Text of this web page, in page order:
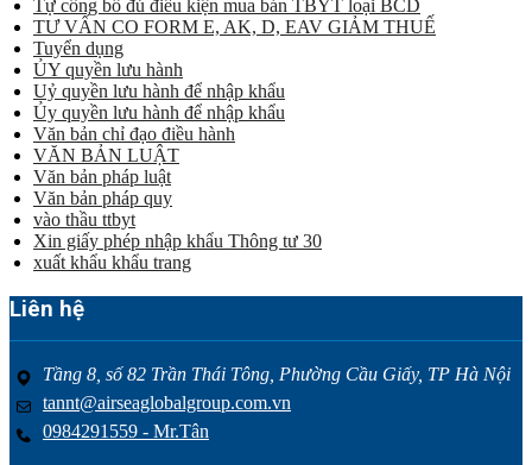
Tự công bố đủ điều kiện mua bán TBYT loại BCD
TƯ VẤN CO FORM E, AK, D, EAV GIẢM THUẾ
Tuyển dụng
ỦY quyền lưu hành
Uỷ quyền lưu hành để nhập khẩu
Ủy quyền lưu hành để nhập khẩu
Văn bản chỉ đạo điều hành
VĂN BẢN LUẬT
Văn bản pháp luật
Văn bản pháp quy
vào thầu ttbyt
Xin giấy phép nhập khẩu Thông tư 30
xuất khẩu khẩu trang
Liên hệ
Tầng 8, số 82 Trần Thái Tông, Phường Cầu Giấy, TP Hà Nội
tannt@airseaglobalgroup.com.vn
0984291559 - Mr.Tân